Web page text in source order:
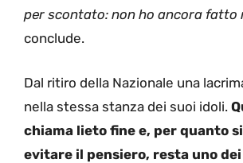
per scontato: non ho ancora fatto
conclude.
Dal ritiro della Nazionale una
nella stessa stanza dei suoi idoli.
chiama lieto fine e, per quanto
evitare il pensiero, resta uno